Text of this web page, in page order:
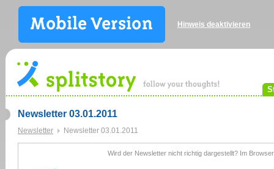
Hinweis deaktivieren
Newsletter 03.01.2011
Newsletter Newsletter 03.01.2011